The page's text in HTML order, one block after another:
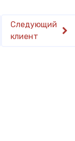
Следующий
клиент